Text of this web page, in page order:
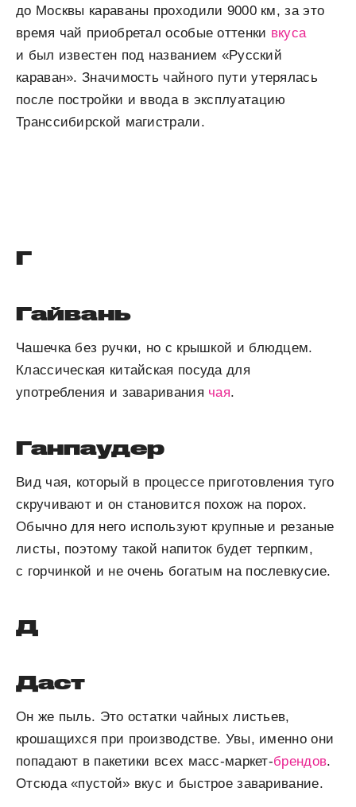
до Москвы караваны проходили 9000 км, за это
время чай приобретал особые оттенки вкуса
и был известен под названием «Русский
караван». Значимость чайного пути утерялась
после постройки и ввода в эксплуатацию
Транссибирской магистрали.
Г
Гайвань
Чашечка без ручки, но с крышкой и блюдцем.
Классическая китайская посуда для
употребления и заваривания чая.
Ганпаудер
Вид чая, который в процессе приготовления туго
скручивают и он становится похож на порох.
Обычно для него используют крупные и резаные
листы, поэтому такой напиток будет терпким,
с горчинкой и не очень богатым на послевкусие.
Д
Даст
Он же пыль. Это остатки чайных листьев,
крошащихся при производстве. Увы, именно они
попадают в пакетики всех масс-маркет-брендов.
Отсюда «пустой» вкус и быстрое заваривание.